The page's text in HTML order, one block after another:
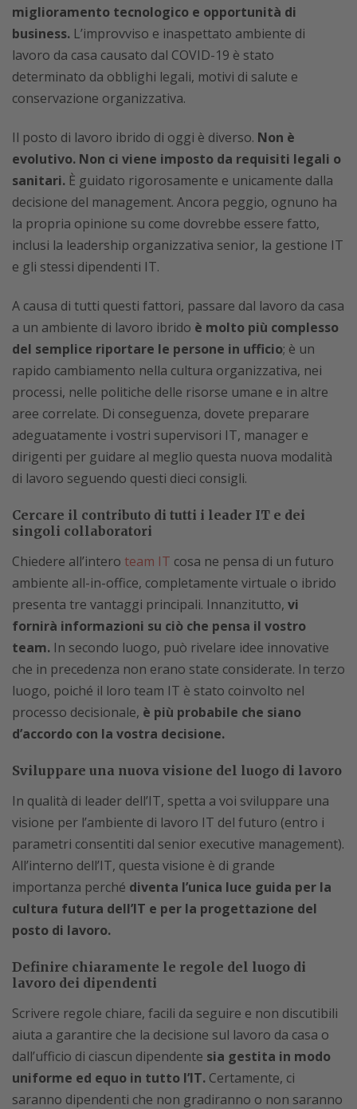
miglioramento tecnologico e opportunità di
business. L’improvviso e inaspettato ambiente di
lavoro da casa causato dal COVID-19 è stato
determinato da obblighi legali, motivi di salute e
conservazione organizzativa.
Il posto di lavoro ibrido di oggi è diverso. Non è
evolutivo. Non ci viene imposto da requisiti legali o
sanitari. È guidato rigorosamente e unicamente dalla
decisione del management. Ancora peggio, ognuno ha
la propria opinione su come dovrebbe essere fatto,
inclusi la leadership organizzativa senior, la gestione IT
e gli stessi dipendenti IT.
A causa di tutti questi fattori, passare dal lavoro da casa
a un ambiente di lavoro ibrido è molto più complesso
del semplice riportare le persone in ufficio; è un
rapido cambiamento nella cultura organizzativa, nei
processi, nelle politiche delle risorse umane e in altre
aree correlate. Di conseguenza, dovete preparare
adeguatamente i vostri supervisori IT, manager e
dirigenti per guidare al meglio questa nuova modalità
di lavoro seguendo questi dieci consigli.
Cercare il contributo di tutti i leader IT e dei
singoli collaboratori
Chiedere all’intero team IT cosa ne pensa di un futuro
ambiente all-in-office, completamente virtuale o ibrido
presenta tre vantaggi principali. Innanzitutto, vi
fornirà informazioni su ciò che pensa il vostro
team. In secondo luogo, può rivelare idee innovative
che in precedenza non erano state considerate. In terzo
luogo, poiché il loro team IT è stato coinvolto nel
processo decisionale, è più probabile che siano
d’accordo con la vostra decisione.
Sviluppare una nuova visione del luogo di lavoro
In qualità di leader dell’IT, spetta a voi sviluppare una
visione per l’ambiente di lavoro IT del futuro (entro i
parametri consentiti dal senior executive management).
All’interno dell’IT, questa visione è di grande
importanza perché diventa l’unica luce guida per la
cultura futura dell’IT e per la progettazione del
posto di lavoro.
Definire chiaramente le regole del luogo di
lavoro dei dipendenti
Scrivere regole chiare, facili da seguire e non discutibili
aiuta a garantire che la decisione sul lavoro da casa o
dall’ufficio di ciascun dipendente sia gestita in modo
uniforme ed equo in tutto l’IT. Certamente, ci
saranno dipendenti che non gradiranno o non saranno